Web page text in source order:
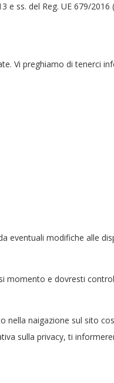
ss. del Reg. UE 679/2016
Vi preghiamo di tenerci
eventuali modifiche alle
momento e dovresti
nella naigazione sul sito
sulla privacy, ti